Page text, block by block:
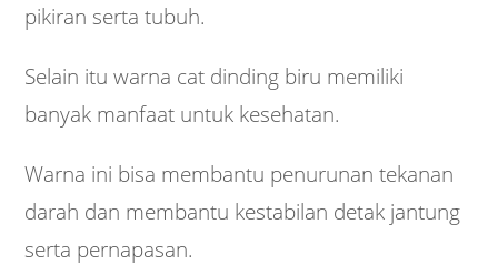
pikiran serta tubuh.
Selain itu warna cat dinding biru memiliki
banyak manfaat untuk kesehatan.
Warna ini bisa membantu penurunan tekanan
darah dan membantu kestabilan detak jantung
serta pernapasan.